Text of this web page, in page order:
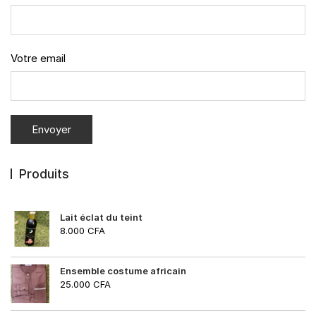
Votre email
Produits
Lait éclat du teint
8.000 CFA
Ensemble costume africain
25.000 CFA